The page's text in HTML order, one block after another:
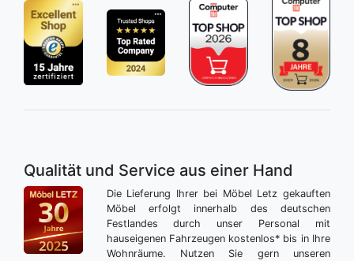
Qualität und Service aus einer Hand
Die Lieferung Ihrer bei Möbel Letz gekauften
Möbel erfolgt innerhalb des deutschen
Festlandes durch unser Personal mit
hauseigenen Fahrzeugen kostenlos* bis in Ihre
Wohnräume. Nutzen Sie gern unseren